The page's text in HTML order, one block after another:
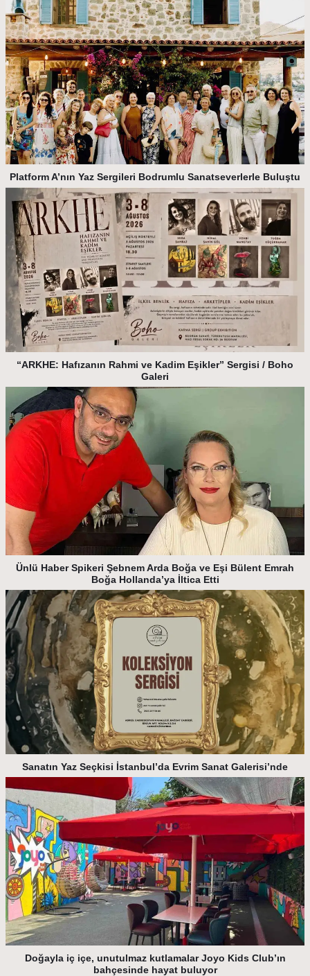
Platform A’nın Yaz Sergileri Bodrumlu Sanatseverlerle Buluştu
“ARKHE: Hafızanın Rahmi ve Kadim Eşikler” Sergisi / Boho
Galeri
Ünlü Haber Spikeri Şebnem Arda Boğa ve Eşi Bülent Emrah
Boğa Hollanda’ya İltica Etti
Sanatın Yaz Seçkisi İstanbul’da Evrim Sanat Galerisi’nde
Doğayla iç içe, unutulmaz kutlamalar Joyo Kids Club’ın
bahçesinde hayat buluyor